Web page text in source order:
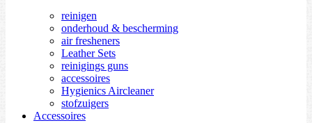
reinigen
onderhoud & bescherming
air fresheners
Leather Sets
reinigings guns
accessoires
Hygienics Aircleaner
stofzuigers
Accessoires